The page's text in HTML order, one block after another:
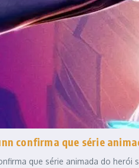
confirma que série
que série animada do